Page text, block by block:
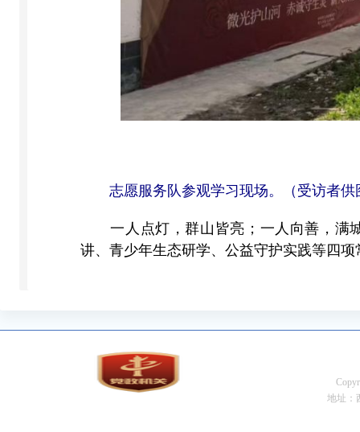
志愿服务队参观学习现场。（受访者供
一人点灯，群山皆亮；一人向善，满城
讲、青少年生态研学、公益守护实践等四
地址：